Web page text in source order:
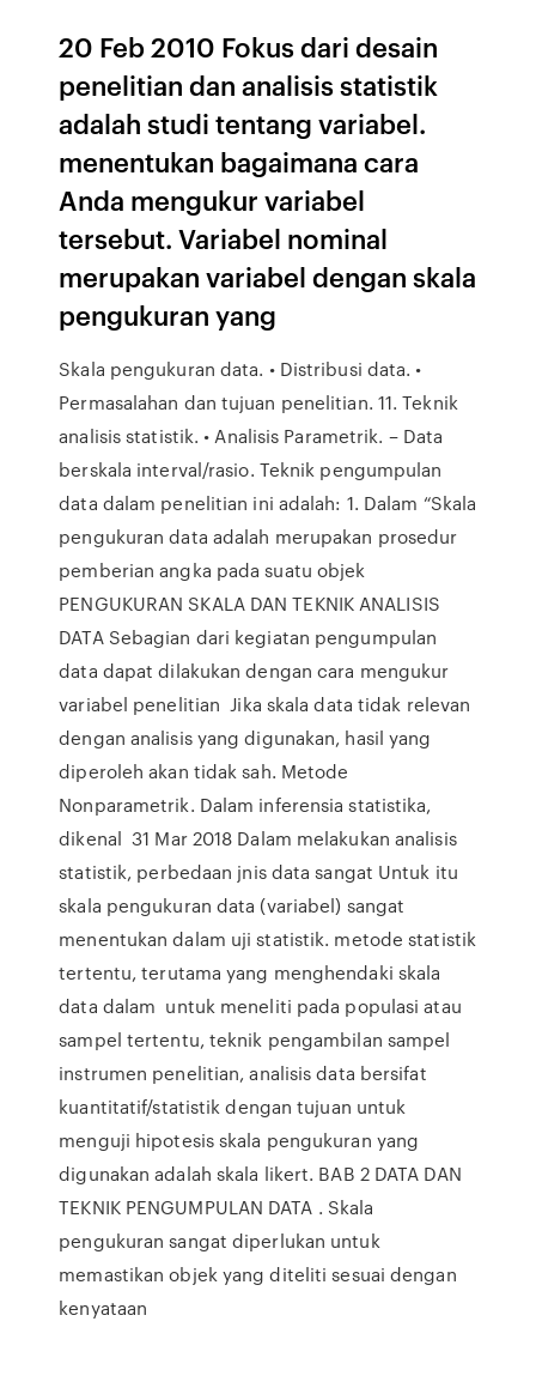
20 Feb 2010 Fokus dari desain
penelitian dan analisis statistik
adalah studi tentang variabel.
menentukan bagaimana cara
Anda mengukur variabel
tersebut. Variabel nominal
merupakan variabel dengan skala
pengukuran yang
Skala pengukuran data. • Distribusi data. •
Permasalahan dan tujuan penelitian. 11. Teknik
analisis statistik. • Analisis Parametrik. – Data
berskala interval/rasio. Teknik pengumpulan
data dalam penelitian ini adalah: 1. Dalam “Skala
pengukuran data adalah merupakan prosedur
pemberian angka pada suatu objek
PENGUKURAN SKALA DAN TEKNIK ANALISIS
DATA Sebagian dari kegiatan pengumpulan
data dapat dilakukan dengan cara mengukur
variabel penelitian Jika skala data tidak relevan
dengan analisis yang digunakan, hasil yang
diperoleh akan tidak sah. Metode
Nonparametrik. Dalam inferensia statistika,
dikenal 31 Mar 2018 Dalam melakukan analisis
statistik, perbedaan jnis data sangat Untuk itu
skala pengukuran data (variabel) sangat
menentukan dalam uji statistik. metode statistik
tertentu, terutama yang menghendaki skala
data dalam untuk meneliti pada populasi atau
sampel tertentu, teknik pengambilan sampel
instrumen penelitian, analisis data bersifat
kuantitatif/statistik dengan tujuan untuk
menguji hipotesis skala pengukuran yang
digunakan adalah skala likert. BAB 2 DATA DAN
TEKNIK PENGUMPULAN DATA . Skala
pengukuran sangat diperlukan untuk
memastikan objek yang diteliti sesuai dengan
kenyataan